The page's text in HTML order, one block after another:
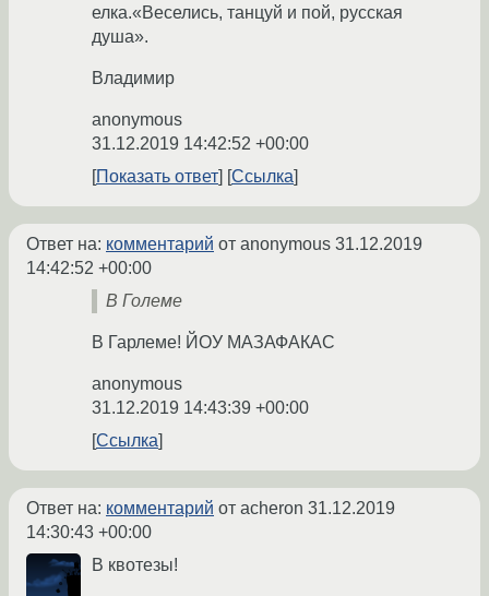
елка.«Веселись, танцуй и пой, русская
душа».
Владимир
anonymous
31.12.2019 14:42:52 +00:00
Показать ответ
Ссылка
Ответ на: комментарий от anonymous 31.12.2019
14:42:52 +00:00
В Големе
В Гарлеме! ЙОУ МАЗАФАКАС
anonymous
31.12.2019 14:43:39 +00:00
Ссылка
Ответ на: комментарий от acheron 31.12.2019
14:30:43 +00:00
В квотезы!